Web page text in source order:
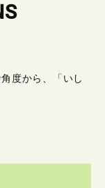
度から、「いし